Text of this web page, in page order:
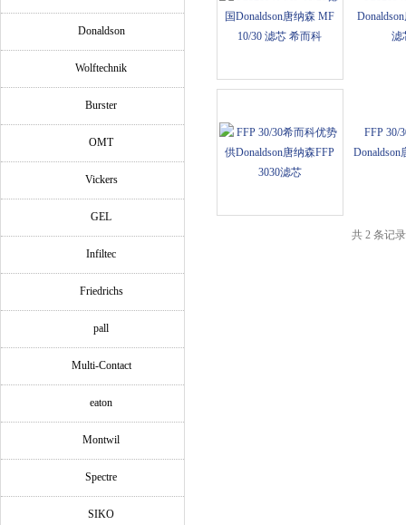
Donaldson
Wolftechnik
Burster
OMT
Vickers
GEL
Infiltec
Friedrichs
pall
Multi-Contact
eaton
Montwil
Spectre
SIKO
滤
FFP 30/
Donaldson
共 2 条记